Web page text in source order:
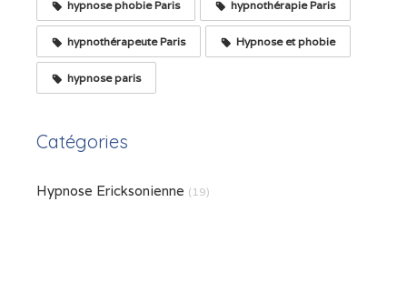
hypnose phobie Paris hypnothérapie Paris
hypnothérapeute Paris Hypnose et phobie
hypnose paris
Catégories
Hypnose Ericksonienne (19)